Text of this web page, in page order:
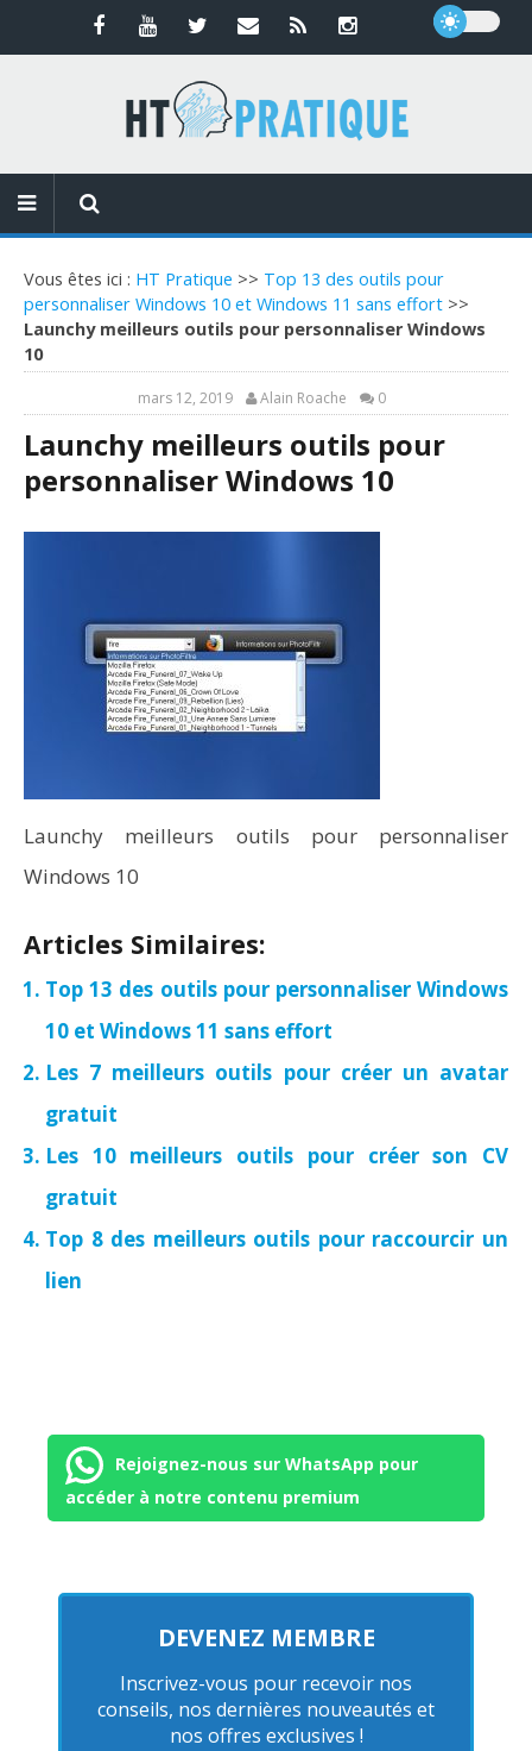
Vous êtes ici : HT Pratique >> Top 13 des outils pour
personnaliser Windows 10 et Windows 11 sans effort >>
Launchy meilleurs outils pour personnaliser Windows
10
mars 12, 2019 Alain Roache 0
Launchy meilleurs outils pour
personnaliser Windows 10
Launchy meilleurs outils pour personnaliser
Windows 10
Articles Similaires:
Top 13 des outils pour personnaliser Windows
10 et Windows 11 sans effort
Les 7 meilleurs outils pour créer un avatar
gratuit
Les 10 meilleurs outils pour créer son CV
gratuit
Top 8 des meilleurs outils pour raccourcir un
lien
Rejoignez-nous sur WhatsApp pour
accéder à notre contenu premium
DEVENEZ MEMBRE
Inscrivez-vous pour recevoir nos
conseils, nos dernières nouveautés et
nos offres exclusives !